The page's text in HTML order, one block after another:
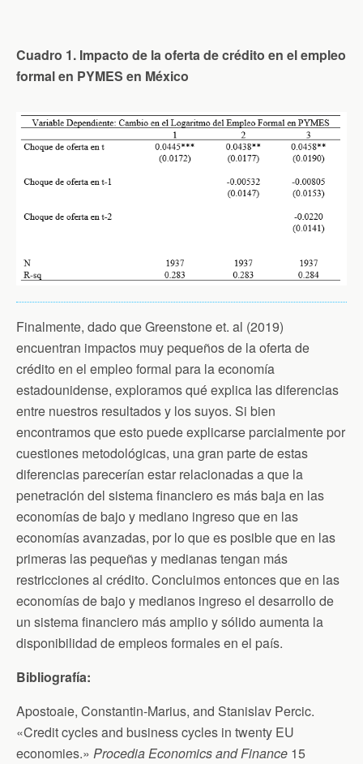
Cuadro 1. Impacto de la oferta de crédito en el empleo
formal en PYMES en México
Finalmente, dado que Greenstone et. al (2019)
encuentran impactos muy pequeños de la oferta de
crédito en el empleo formal para la economía
estadounidense, exploramos qué explica las diferencias
entre nuestros resultados y los suyos. Si bien
encontramos que esto puede explicarse parcialmente por
cuestiones metodológicas, una gran parte de estas
diferencias parecerían estar relacionadas a que la
penetración del sistema financiero es más baja en las
economías de bajo y mediano ingreso que en las
economías avanzadas, por lo que es posible que en las
primeras las pequeñas y medianas tengan más
restricciones al crédito. Concluimos entonces que en las
economías de bajo y medianos ingreso el desarrollo de
un sistema financiero más amplio y sólido aumenta la
disponibilidad de empleos formales en el país.
Bibliografía:
Apostoaie, Constantin-Marius, and Stanislav Percic.
«Credit cycles and business cycles in twenty EU
economies.» Procedia Economics and Finance 15